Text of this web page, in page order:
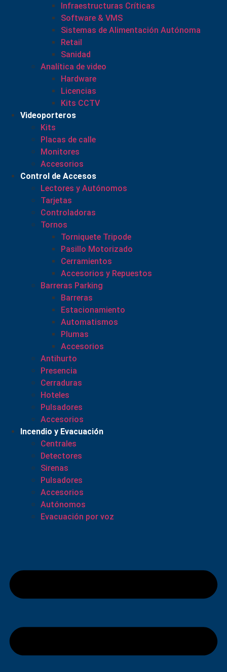
Infraestructuras Críticas
Software & VMS
Sistemas de Alimentación Autónoma
Retail
Sanidad
Analítica de video
Hardware
Licencias
Kits CCTV
Videoporteros
Kits
Placas de calle
Monitores
Accesorios
Control de Accesos
Lectores y Autónomos
Tarjetas
Controladoras
Tornos
Torniquete Tripode
Pasillo Motorizado
Cerramientos
Accesorios y Repuestos
Barreras Parking
Barreras
Estacionamiento
Automatismos
Plumas
Accesorios
Antihurto
Presencia
Cerraduras
Hoteles
Pulsadores
Accesorios
Incendio y Evacuación
Centrales
Detectores
Sirenas
Pulsadores
Accesorios
Autónomos
Evacuación por voz